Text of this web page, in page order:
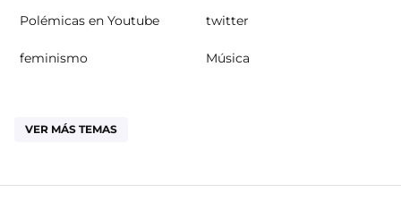
Polémicas en Youtube twitter
feminismo Música
VER MÁS TEMAS